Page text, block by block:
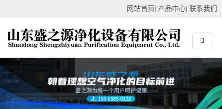
网站首页 产品中心 联系我们